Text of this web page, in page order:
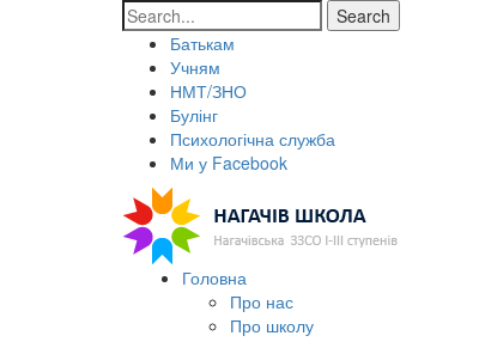
Search
Батькам
Учням
НМТ/ЗНО
Булінг
Психологічна служба
Ми у Facebook
Головна
Про нас
Про школу